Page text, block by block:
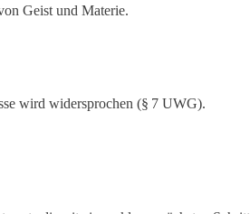
wird widersprochen (§ 7 UWG).